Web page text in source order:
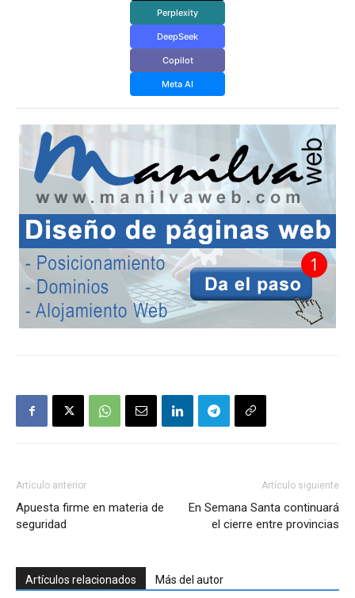
Perplexity
DeepSeek
Copilot
Meta AI
Artículo anterior
Apuesta firme en materia de
seguridad
Artículo siguiente
En Semana Santa continuará
el cierre entre provincias
Artículos relacionados Más del autor